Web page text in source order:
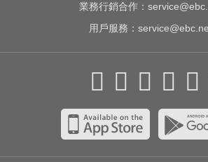
業務行銷合作：
用戶服務：